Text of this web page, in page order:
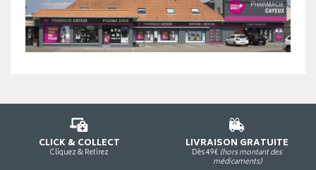
CLICK & COLLECT
Cliquez & Retirez
LIVRAISON GRATUITE
Dès 49€ (hors montant des
médicaments)